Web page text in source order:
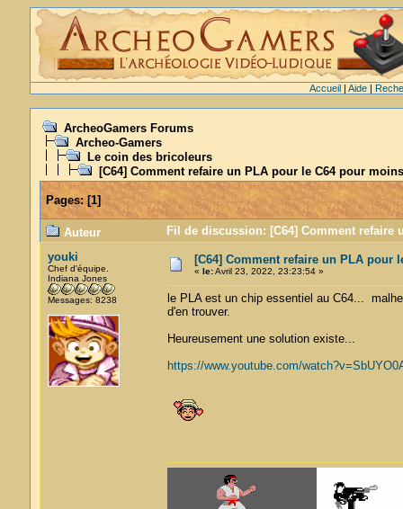
Accueil| Aide|
ArcheoGamers Forums
Archeo-Gamers
Le coin des bricoleurs
[C64] Comment refaire un PLA pour le C64 pour
Pages:[1]
Auteur
Fil de discussion: [C64] Comment refaire
youki
Chef d'équipe.
Indiana Jones
Messages: 8238
[C64] Comment refaire un PLA pour
« le:Avril 23, 2022, 23:23:54 »
le PLA est un chip essentiel au C64...
d'en trouver.
Heureusement une solution existe...
https://www.youtube.com/